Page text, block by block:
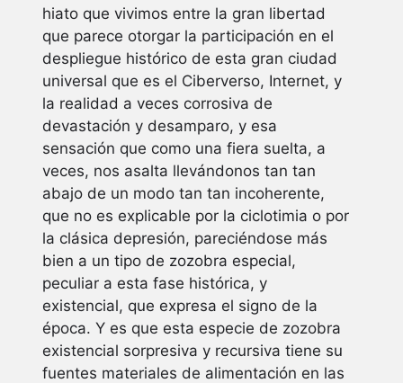
hiato que vivimos entre la gran libertad
que parece otorgar la participación en el
despliegue histórico de esta gran ciudad
universal que es el Ciberverso, Internet, y
la realidad a veces corrosiva de
devastación y desamparo, y esa
sensación que como una fiera suelta, a
veces, nos asalta llevándonos tan tan
abajo de un modo tan tan incoherente,
que no es explicable por la ciclotimia o por
la clásica depresión, pareciéndose más
bien a un tipo de zozobra especial,
peculiar a esta fase histórica, y
existencial, que expresa el signo de la
época. Y es que esta especie de zozobra
existencial sorpresiva y recursiva tiene su
fuentes materiales de alimentación en las